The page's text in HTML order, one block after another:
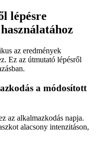
lépésre
az eredmények
Ez az útmutató lépésről
a módosított
az alkalmazkodás napja.
alacsony intenzitáson,